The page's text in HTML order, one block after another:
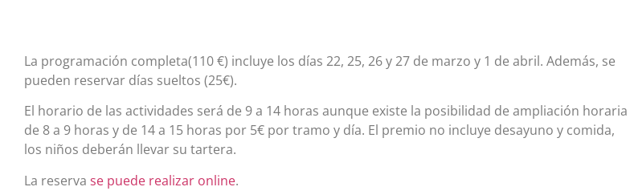
La programación completa(110 €) incluye los días 22, 25, 26 y 27 de marzo y 1 de abril. Además, se
pueden reservar días sueltos (25€).
El horario de las actividades será de 9 a 14 horas aunque existe la posibilidad de ampliación horaria
de 8 a 9 horas y de 14 a 15 horas por 5€ por tramo y día. El premio no incluye desayuno y comida,
los niños deberán llevar su tartera.
La reserva se puede realizar online.